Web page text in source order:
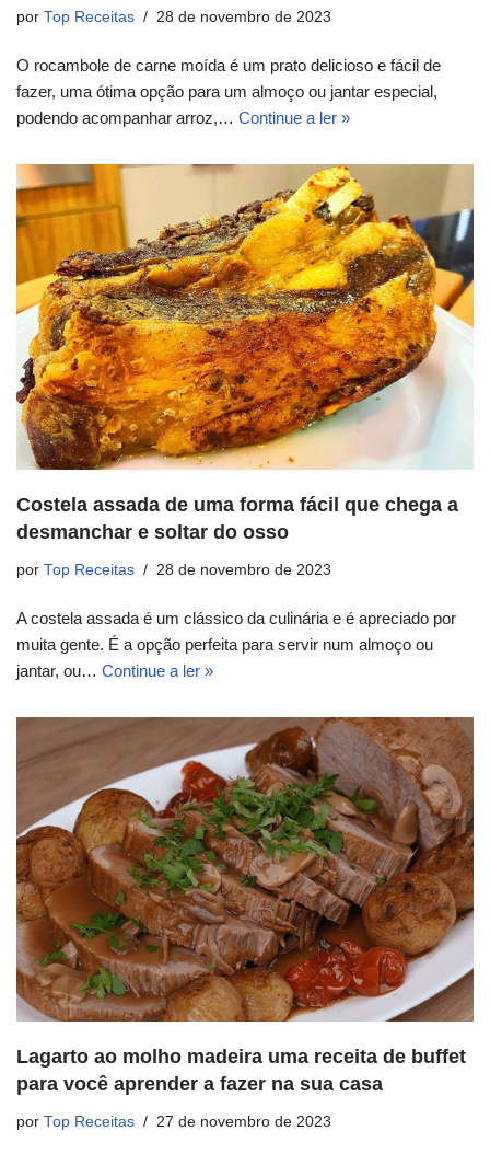
por Top Receitas 28 de novembro de 2023
O rocambole de carne moída é um prato delicioso e fácil de
fazer, uma ótima opção para um almoço ou jantar especial,
podendo acompanhar arroz,… Continue a ler »
Costela assada de uma forma fácil que chega a
desmanchar e soltar do osso
por Top Receitas 28 de novembro de 2023
A costela assada é um clássico da culinária e é apreciado por
muita gente. É a opção perfeita para servir num almoço ou
jantar, ou… Continue a ler »
Lagarto ao molho madeira uma receita de buffet
para você aprender a fazer na sua casa
por Top Receitas 27 de novembro de 2023